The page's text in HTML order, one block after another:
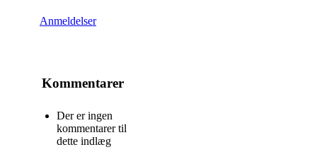
Anmeldelser
Kommentarer
Der er ingen
kommentarer til
dette indlæg